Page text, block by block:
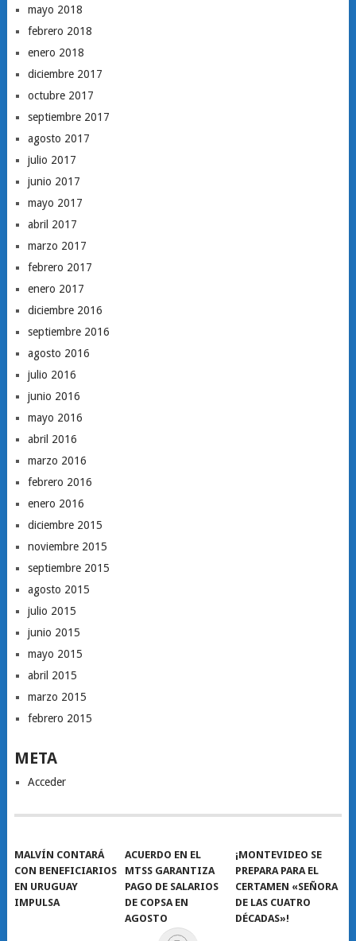
mayo 2018
febrero 2018
enero 2018
diciembre 2017
octubre 2017
septiembre 2017
agosto 2017
julio 2017
junio 2017
mayo 2017
abril 2017
marzo 2017
febrero 2017
enero 2017
diciembre 2016
septiembre 2016
agosto 2016
julio 2016
junio 2016
mayo 2016
abril 2016
marzo 2016
febrero 2016
enero 2016
diciembre 2015
noviembre 2015
septiembre 2015
agosto 2015
julio 2015
junio 2015
mayo 2015
abril 2015
marzo 2015
febrero 2015
META
Acceder
MALVÍN CONTARÁ
CON BENEFICIARIOS
EN URUGUAY
IMPULSA
ACUERDO EN EL
MTSS GARANTIZA
PAGO DE SALARIOS
DE COPSA EN
AGOSTO
¡MONTEVIDEO SE
PREPARA PARA EL
CERTAMEN «SEÑORA
DE LAS CUATRO
DÉCADAS»!